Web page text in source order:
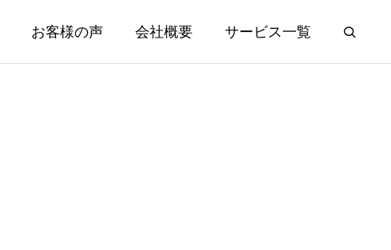
お客様の声 会社概要 サービス一覧